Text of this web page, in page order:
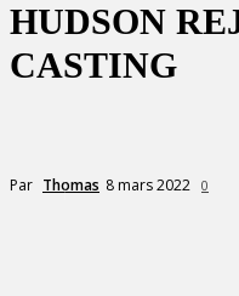
HUDSON
CASTING
Par Thomas 8 mars 2022 0